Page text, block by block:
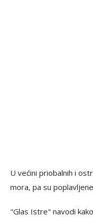
U većini priobalnih i
mora, pa su
"Glas Istre" navodi